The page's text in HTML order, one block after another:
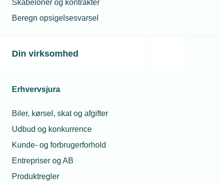
Skabeloner og kontrakter
Beregn opsigelsesvarsel
Din virksomhed
Erhvervsjura
Biler, kørsel, skat og afgifter
Udbud og konkurrence
Kunde- og forbrugerforhold
Entrepriser og AB
Produktregler
Er I i tvivl, kan I eventuelt bede medarbejderen om
(tekniq.dk).
Relaterede artikler